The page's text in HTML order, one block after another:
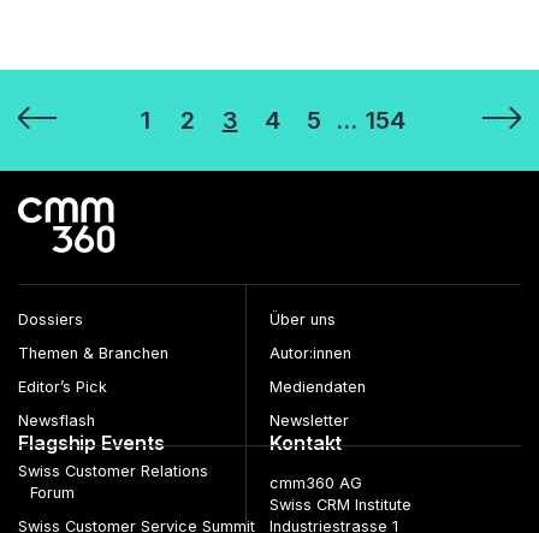
Seitennummerierung
der
Beiträge
1 2 3 4 5 … 154
Dossiers
Themen & Branchen
Editor’s Pick
Newsflash
Über uns
Autor:innen
Mediendaten
Newsletter
Flagship Events
Swiss Customer Relations
Forum
Swiss Customer Service Summit
Kontakt
cmm360 AG
Swiss CRM Institute
Industriestrasse 1